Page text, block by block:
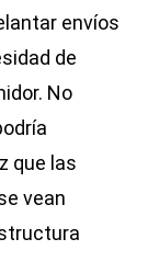
envíos
de
No
que las
vean